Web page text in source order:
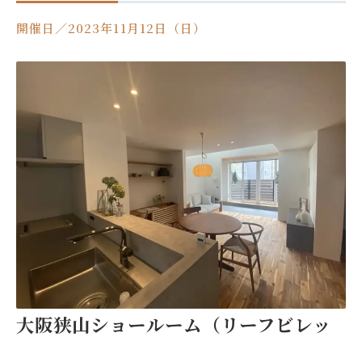
開催日／2023年11月12日（日）
大阪狭山ショールーム（リーフビレッ